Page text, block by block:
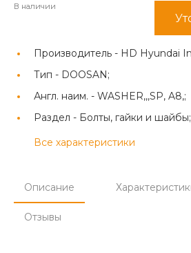
В наличии
Производитель - HD Hyundai
Тип - DOOSAN;
Англ. наим. - WASHER,,,SP, A8,;
Раздел - Болты, гайки и шайбы;
Все характеристики
Описание
Отзывы